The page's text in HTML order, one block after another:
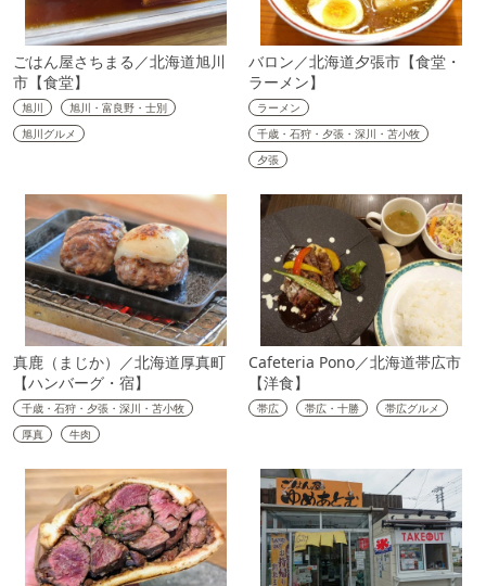
ごはん屋さちまる／北海道旭川
市【食堂】
旭川
旭川・富良野・士別
旭川グルメ
バロン／北海道夕張市【食堂・
ラーメン】
ラーメン
千歳・石狩・夕張・深川・苫小牧
夕張
真鹿（まじか）／北海道厚真町
【ハンバーグ・宿】
千歳・石狩・夕張・深川・苫小牧
厚真
牛肉
Cafeteria Pono／北海道帯広市
【洋食】
帯広 帯広・十勝 帯広グルメ